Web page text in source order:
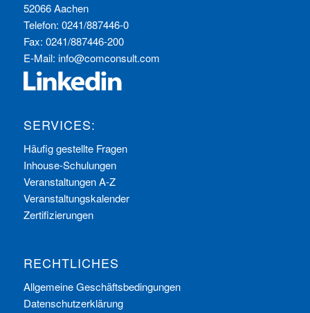
52066 Aachen
Telefon: 0241/887446-0
Fax: 0241/887446-200
E-Mail: info@comconsult.com
SERVICES:
Häufig gestellte Fragen
Inhouse-Schulungen
Veranstaltungen A-Z
Veranstaltungskalender
Zertifizierungen
RECHTLICHES
Allgemeine Geschäftsbedingungen
Datenschutzerklärung